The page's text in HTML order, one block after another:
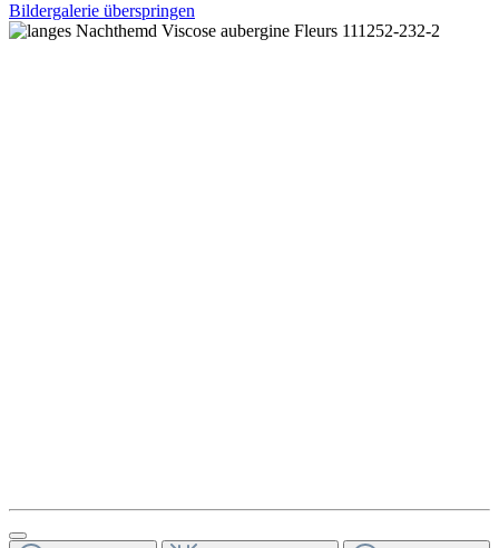
Bildergalerie überspringen